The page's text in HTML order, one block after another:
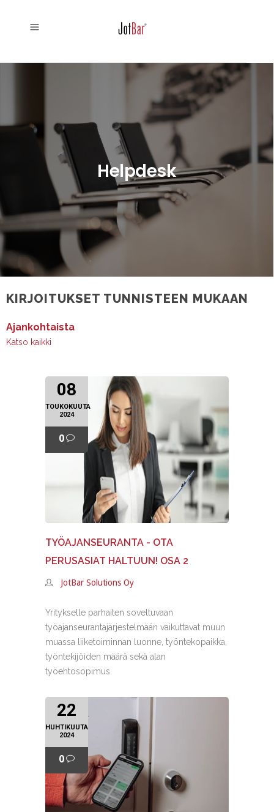
Helpdesk
KIRJOITUKSET TUNNISTEEN MUKAAN
Ajankohtaista
Katso kaikki
08
TOUKOKUUTA
2024
0
TYÖAJANSEURANTA - OTA
PERUSASIAT HALTUUN! OSA 2
JotBar Solutions Oy
Yritykselle parhaiten soveltuvaan
työajanseurantajärjestelmään vaikuttavat muun
muassa liiketoiminnan luonne, työntekopaikka,
työntekijöiden määrä sekä alan
työehtosopimus.
22
HUHTIKUUTA
2024
0